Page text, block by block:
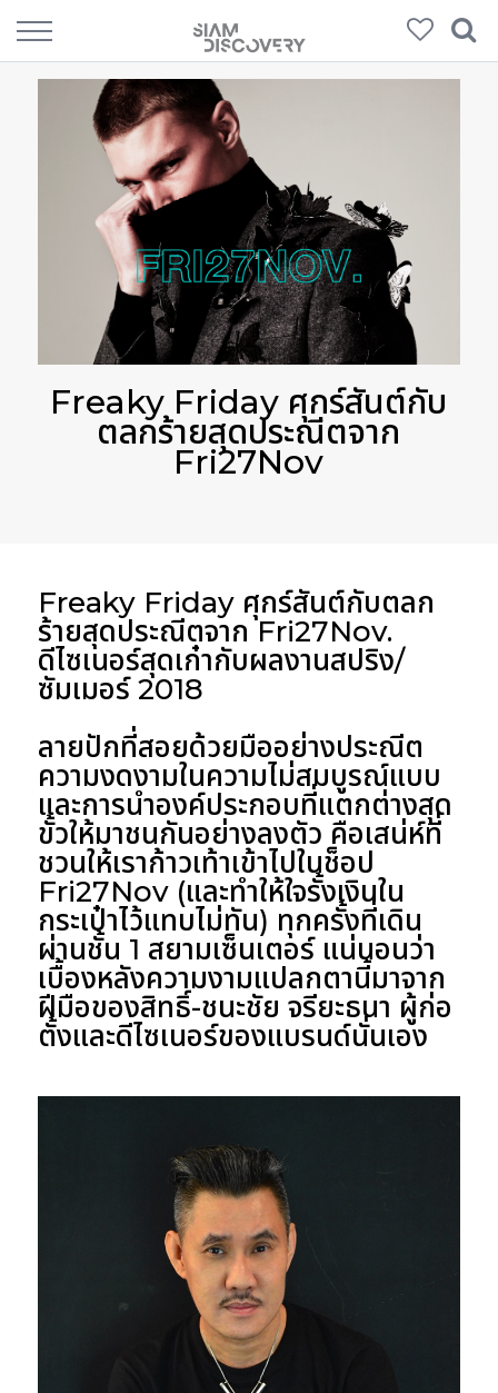
Freaky Friday ศุกร์สันต์กับ
ตลกร้ายสุดประณีตจาก
Fri27Nov
Freaky Friday ศุกร์สันต์กับตลก
ร้ายสุดประณีตจาก Fri27Nov.
ดีไซเนอร์สุดเก๋ากับผลงานสปริง/
ซัมเมอร์ 2018
ลายปักที่สอยด้วยมืออย่างประณีต
ความงดงามในความไม่สมบูรณ์แบบ
และการนำองค์ประกอบที่แตกต่างสุด
ขั้วให้มาชนกันอย่างลงตัว คือเสน่ห์ที่
ชวนให้เราก้าวเท้าเข้าไปในช็อป
Fri27Nov(และทำให้ใจรั้งเงินใน
กระเป๋าไว้แทบไม่ทัน) ทุกครั้งที่เดิน
ผ่านชั้น 1 สยามเซ็นเตอร์ แน่นอนว่า
เบื้องหลังความงามแปลกตานี้มาจาก
ฝีมือของสิทธิ์-ชนะชัย จรียะธนา ผู้ก่อ
ตั้งและดีไซเนอร์ของแบรนด์นั่นเอง